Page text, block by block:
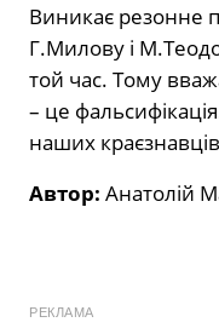
Виникає резонне
Г.Милову і
той час. Тому
– це
наших
Автор: Анатолій
РЕКЛАМА